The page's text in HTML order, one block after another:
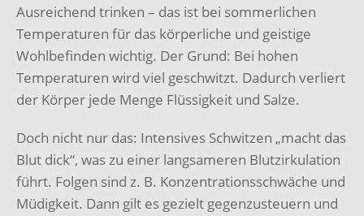
Ausreichend trinken – das ist bei sommerlichen
Temperaturen für das körperliche und geistige
Wohlbefinden wichtig. Der Grund: Bei hohen
Temperaturen wird viel geschwitzt. Dadurch verliert
der Körper jede Menge Flüssigkeit und Salze.
Doch nicht nur das: Intensives Schwitzen „macht das
Blut dick“, was zu einer langsameren Blutzirkulation
führt. Folgen sind z. B. Konzentrationsschwäche und
Müdigkeit. Dann gilt es gezielt gegenzusteuern und